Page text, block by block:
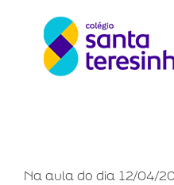
conteúdo
Na aula do dia 12/04/